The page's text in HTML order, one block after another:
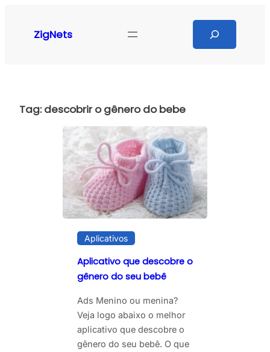
ZigNets
Tag:descobrir o gênero do bebe
Aplicativos
Aplicativo que descobre o
gênero do seu bebê
Ads Menino ou menina?
Veja logo abaixo o melhor
aplicativo que descobre o
gênero do seu bebê. O que